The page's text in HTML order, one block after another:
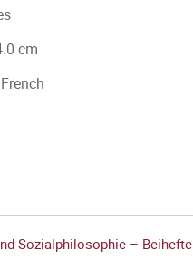
cm
Sozialphilosophie – Beihefte